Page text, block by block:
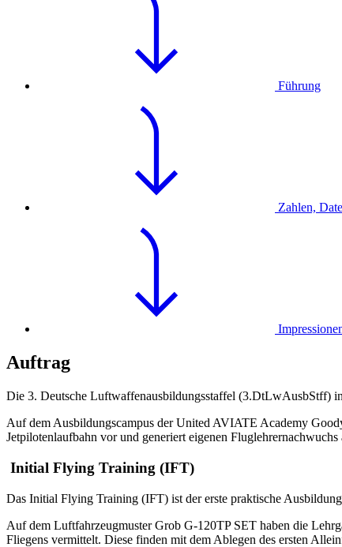
Führung
Zahlen,
Auftrag
Die 3. Deutsche Luftwaffenausbildungsstaffel (3.DtLwAusbStff)
Auf dem Ausbildungscampus der United AVIATE Academy
Jetpilotenlaufbahn vor und generiert eigenen
Initial Flying Training (IFT)
Das Initial Flying Training (IFT) ist der erste praktische
Auf dem Luftfahrzeugmuster Grob G-120TP SET haben die
Fliegens vermittelt. Diese finden mit dem Ablegen des ersten